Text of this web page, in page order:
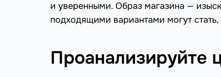
и уверенными. Образ магазина —
подходящими вариантами могут
Проанализируйте